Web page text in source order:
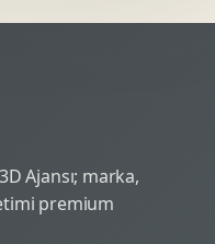
Ajansı; marka,
premium